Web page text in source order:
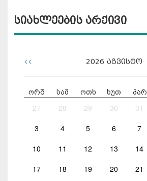
სიახლეების არქივი
<< 2026 აგვისტო
ორშ სამ ოთხ ხუთ პარ
27 28 29 30 31
3 4 5 6 7
10 11 12 13 14
17 18 19 20 21